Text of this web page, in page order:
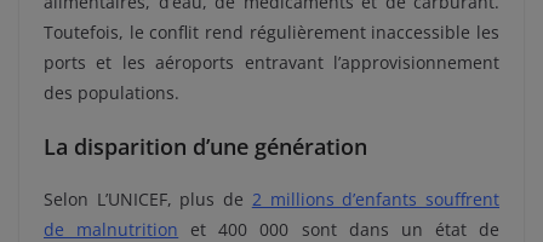
Toutefois, le conflit rend régulièrement inaccessible les
ports et les aéroports entravant l’approvisionnement
des populations.
La disparition d’une génération
Selon L’UNICEF, plus de 2 millions d’enfants souffrent
de malnutrition et 400 000 sont dans un état de